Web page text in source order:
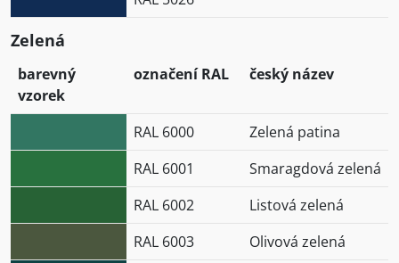
Zelená
barevný
vzorek
označení RAL český název
RAL 6000
Zelená patina
RAL 6001
Smaragdová zelená
RAL 6002
Listová zelená
RAL 6003
Olivová zelená